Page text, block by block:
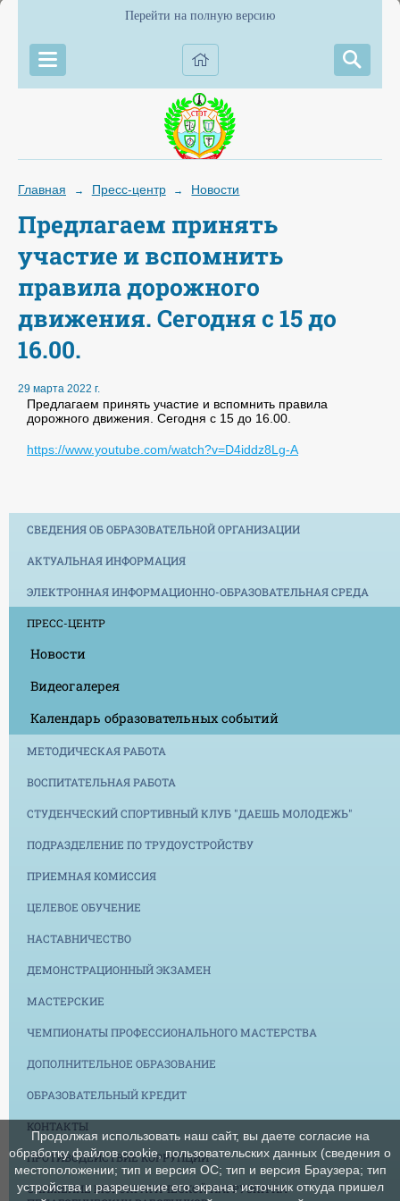
Перейти на полную версию
Главная → Пресс-центр → Новости
Предлагаем принять
участие и вспомнить
правила дорожного
движения. Сегодня с 15 до
16.00.
29 марта 2022 г.
Предлагаем принять участие и вспомнить правила
дорожного движения. Сегодня с 15 до 16.00.
https://www.youtube.com/watch?v=D4iddz8Lg-A
СВЕДЕНИЯ ОБ ОБРАЗОВАТЕЛЬНОЙ ОРГАНИЗАЦИИ
АКТУАЛЬНАЯ ИНФОРМАЦИЯ
ЭЛЕКТРОННАЯ ИНФОРМАЦИОННО-ОБРАЗОВАТЕЛЬНАЯ СРЕДА
ПРЕСС-ЦЕНТР
Новости
Видеогалерея
Календарь образовательных событий
МЕТОДИЧЕСКАЯ РАБОТА
ВОСПИТАТЕЛЬНАЯ РАБОТА
СТУДЕНЧЕСКИЙ СПОРТИВНЫЙ КЛУБ "ДАЕШЬ МОЛОДЕЖЬ"
ПОДРАЗДЕЛЕНИЕ ПО ТРУДОУСТРОЙСТВУ
ПРИЕМНАЯ КОМИССИЯ
ЦЕЛЕВОЕ ОБУЧЕНИЕ
НАСТАВНИЧЕСТВО
ДЕМОНСТРАЦИОННЫЙ ЭКЗАМЕН
МАСТЕРСКИЕ
ЧЕМПИОНАТЫ ПРОФЕССИОНАЛЬНОГО МАСТЕРСТВА
ДОПОЛНИТЕЛЬНОЕ ОБРАЗОВАНИЕ
ОБРАЗОВАТЕЛЬНЫЙ КРЕДИТ
КОНТАКТЫ
ПРОТИВОДЕЙСТВИЕ КОРРУПЦИИ
СНИЖЕНИЕ БЮРОКРАТИЧЕСКОЙ НАГРУЗКИ НА
Продолжая использовать наш сайт, вы даете согласие на
обработку файлов cookie, пользовательских данных (сведения о
местоположении; тип и версия ОС; тип и версия Браузера; тип
устройства и разрешение его экрана; источник откуда пришел